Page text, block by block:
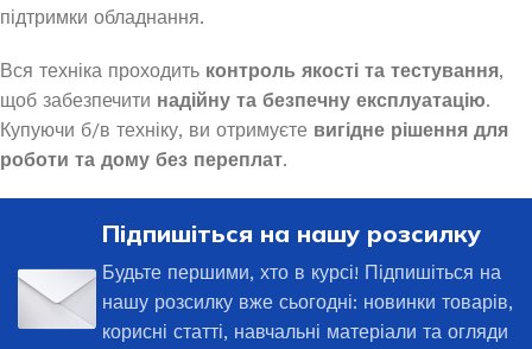
підтримки обладнання.
Вся техніка проходить контроль якості та тестування,
щоб забезпечити надійну та безпечну експлуатацію.
Купуючи б/в техніку, ви отримуєте вигідне рішення для
роботи та дому без переплат.
Підпишіться на нашу розсилку
Будьте першими, хто в курсі! Підпишіться на
нашу розсилку вже сьогодні: новинки товарів,
корисні статті, навчальні матеріали та огляди